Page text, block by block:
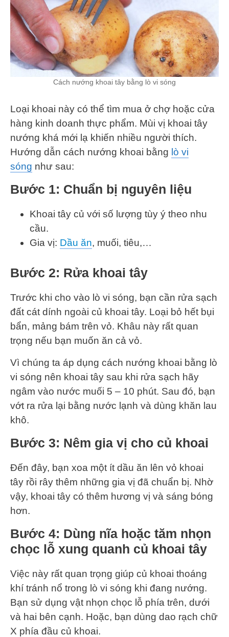
Cách nướng khoai tây bằng lò vi sóng
Loại khoai này có thể tìm mua ở chợ hoặc cửa
hàng kinh doanh thực phẩm. Mùi vị khoai tây
nướng khá mới lạ khiến nhiều người thích.
Hướng dẫn cách nướng khoai bằng lò vi
sóng như sau:
Bước 1: Chuẩn bị nguyên liệu
Khoai tây củ với số lượng tùy ý theo nhu
cầu.
Gia vị: Dầu ăn, muối, tiêu,…
Bước 2: Rửa khoai tây
Trước khi cho vào lò vi sóng, bạn cần rửa sạch
đất cát dính ngoài củ khoai tây. Loại bỏ hết bụi
bẩn, mảng bám trên vỏ. Khâu này rất quan
trọng nếu bạn muốn ăn cả vỏ.
Vì chúng ta áp dụng cách nướng khoai bằng lò
vi sóng nên khoai tây sau khi rửa sạch hãy
ngâm vào nước muối 5 – 10 phút. Sau đó, bạn
vớt ra rửa lại bằng nước lạnh và dùng khăn lau
khô.
Bước 3: Nêm gia vị cho củ khoai
Đến đây, bạn xoa một ít dầu ăn lên vỏ khoai
tây rồi rây thêm những gia vị đã chuẩn bị. Nhờ
vậy, khoai tây có thêm hương vị và sáng bóng
hơn.
Bước 4: Dùng nĩa hoặc tăm nhọn
chọc lỗ xung quanh củ khoai tây
Việc này rất quan trọng giúp củ khoai thoáng
khí tránh nổ trong lò vi sóng khi đang nướng.
Bạn sử dụng vật nhọn chọc lỗ phía trên, dưới
và hai bên cạnh. Hoặc, bạn dùng dao rạch chữ
X phía đầu củ khoai.